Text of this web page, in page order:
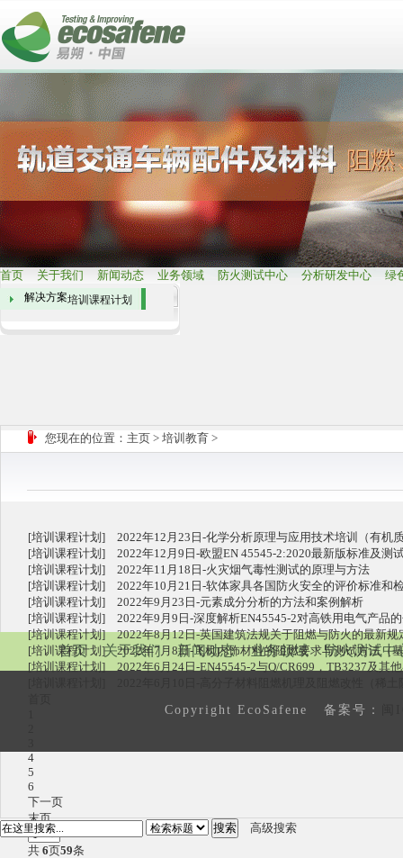
首页 关于我们 新闻动态 业务领域 防火测试中心 分析研发中心 绿
解决方案培训课程计划
您现在的位置： 主页 > 培训教育 >
[培训课程计划 ] 2022年12月23日-化学分析原理与应用技术培训（有机
[培训课程计划 ] 2022年12月9日-欧盟EN 45545-2:2020最新版标准及测
[培训课程计划 ] 2022年11月18日-火灾烟气毒性测试的原理与方法
[培训课程计划 ] 2022年10月21日-软体家具各国防火安全的评价标准和
[培训课程计划 ] 2022年9月23日-元素成分分析的方法和案例解析
[培训课程计划 ] 2022年9月9日-深度解析EN45545-2对高铁用电气产品
[培训课程计划]2022年8月12日-英国建筑法规关于阻燃与防火的最新规
[培训课程计划 ]2022年7月8日-飞机内饰材料的阻燃要求与测试方法（
[培训课程计划 ] 2022年6月24日-EN45545-2与Q/CR699，TB3237及其
4
5
6
下一页
末页
共 6页59条
搜索 高级搜索
首页 关于我们 新闻动态 业务领域 防火测试中
Copyright EcoSafene 备案号：